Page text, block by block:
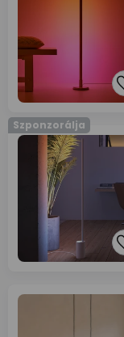
Szponzorálja